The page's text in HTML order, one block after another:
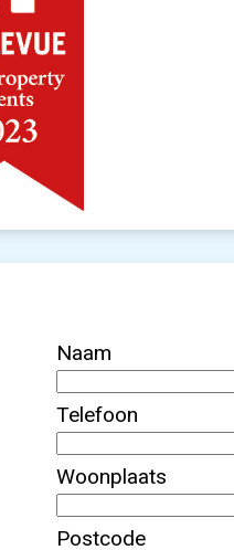
Naam
Telefoon
Woonplaats
Postcode